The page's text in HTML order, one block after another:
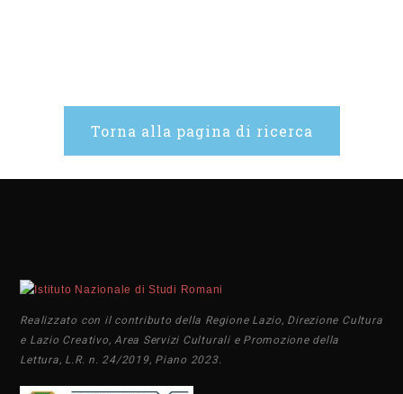
Torna alla pagina di ricerca
Realizzato con il contributo della Regione Lazio, Direzione Cultura
e Lazio Creativo, Area Servizi Culturali e Promozione della
Lettura, L.R. n. 24/2019, Piano 2023.